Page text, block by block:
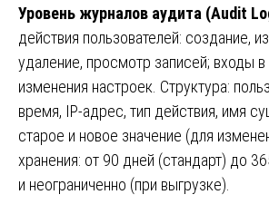
Уровень журналов аудита (Audit
действия пользователей: создание,
удаление, просмотр записей; входы в
изменения настроек. Структура:
время, IP-адрес, тип действия, имя
старое и новое значение (для
хранения: от 90 дней (стандарт) до
и неограниченно (при выгрузке).